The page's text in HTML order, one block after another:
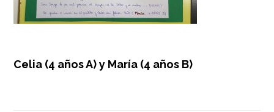
Celia (4 años A) y María (4 años B)